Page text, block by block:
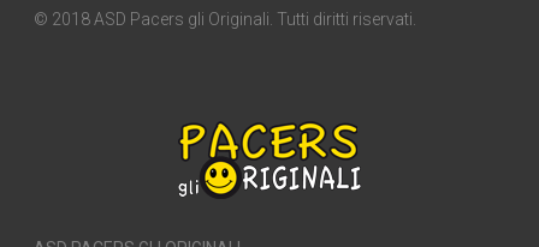
© 2018 ASD Pacers gli Originali. Tutti diritti riservati.